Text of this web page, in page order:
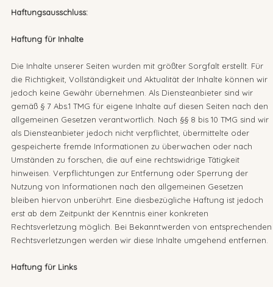
Haftungsausschluss:
Haftung für Inhalte
Die Inhalte unserer Seiten wurden mit größter Sorgfalt erstellt. Für
die Richtigkeit, Vollständigkeit und Aktualität der Inhalte können wir
jedoch keine Gewähr übernehmen. Als Diensteanbieter sind wir
gemäß § 7 Abs.1 TMG für eigene Inhalte auf diesen Seiten nach den
allgemeinen Gesetzen verantwortlich. Nach §§ 8 bis 10 TMG sind wir
als Diensteanbieter jedoch nicht verpflichtet, übermittelte oder
gespeicherte fremde Informationen zu überwachen oder nach
Umständen zu forschen, die auf eine rechtswidrige Tätigkeit
hinweisen. Verpflichtungen zur Entfernung oder Sperrung der
Nutzung von Informationen nach den allgemeinen Gesetzen
bleiben hiervon unberührt. Eine diesbezügliche Haftung ist jedoch
erst ab dem Zeitpunkt der Kenntnis einer konkreten
Rechtsverletzung möglich. Bei Bekanntwerden von entsprechenden
Rechtsverletzungen werden wir diese Inhalte umgehend entfernen.
Haftung für Links